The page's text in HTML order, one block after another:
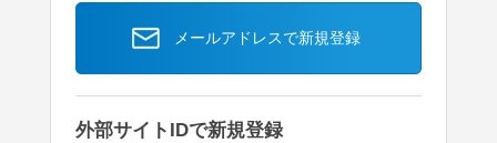
メールアドレスで新規登録
外部サイトIDで新規登録